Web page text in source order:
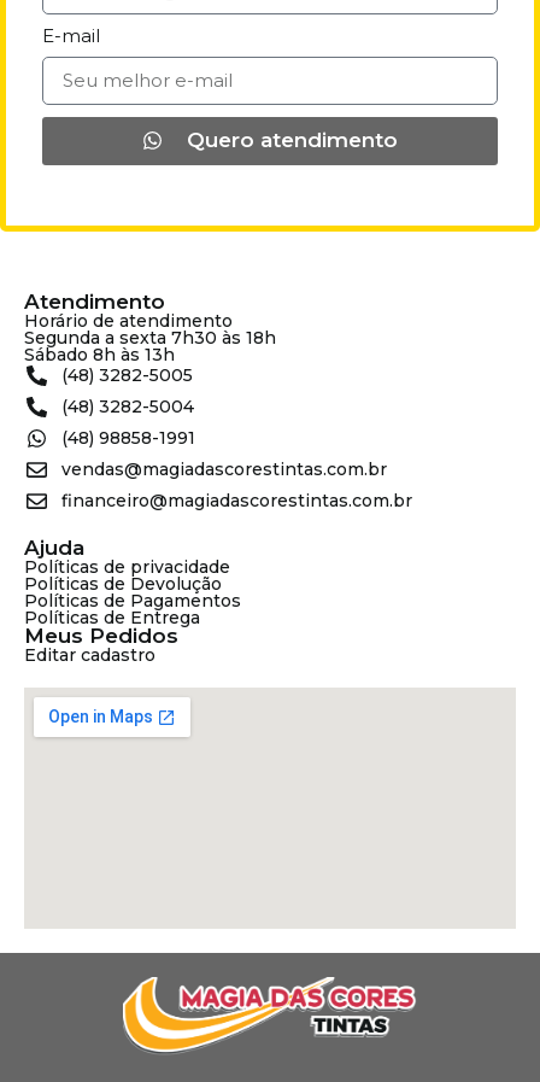
E-mail
Quero atendimento
Atendimento
Horário de atendimento
Segunda a sexta 7h30 às 18h
Sábado 8h às 13h
(48) 3282-5005
(48) 3282-5004
(48) 98858-1991
vendas@magiadascorestintas.com.br
financeiro@magiadascorestintas.com.br
Ajuda
Políticas de privacidade
Políticas de Devolução
Políticas de Pagamentos
Políticas de Entrega
Meus Pedidos
Editar cadastro